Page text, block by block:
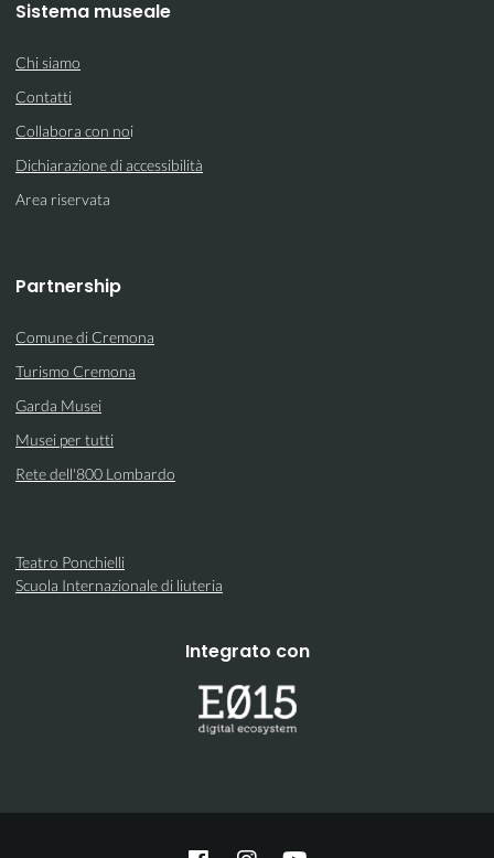
Sistema museale
Chi siamo
Contatti
Collabora con noi
Dichiarazione di accessibilità
Area riservata
Partnership
Comune di Cremona
Turismo Cremona
Garda Musei
Musei per tutti
Rete dell'800 Lombardo
Teatro Ponchielli
Scuola Internazionale di liuteria
Integrato con